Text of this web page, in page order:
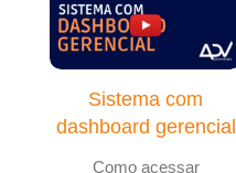
Sistema com
dashboard gerencial
Como acessar